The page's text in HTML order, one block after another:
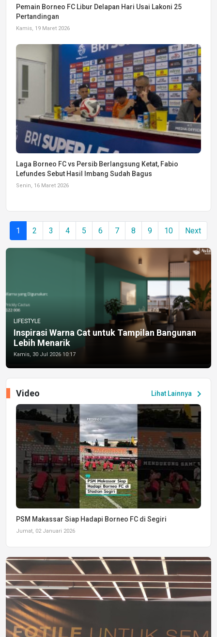
Pemain Borneo FC Libur Delapan Hari Usai Lakoni 25
Pertandingan
Kamis, 19 Maret 2026
Laga Borneo FC vs Persib Berlangsung Ketat, Fabio
Lefundes Sebut Hasil Imbang Sudah Bagus
Senin, 16 Maret 2026
1 2 3 4 5 6 7 8 9 10 Next
LIFESTYLE
Inspirasi Warna Cat untuk Tampilan Bangunan
Lebih Menarik
Kamis, 30 Jul 2026 10:17
Lihat Lainnya chevron_right
Video
PSM Makassar Siap Hadapi Borneo FC di Segiri
Jumat, 02 Januari 2026